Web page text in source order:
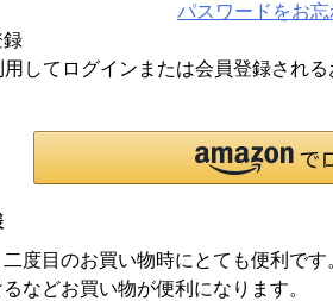
パスワードをお忘
録
してログインまたは会員登録され
度目のお買い物時にとても便利です
などお買い物が便利になります。